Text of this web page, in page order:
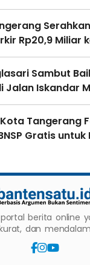
Rp20,9 Miliar
Sambut
Jalan Iskandar
Tangerang
Gratis
berita online
dan